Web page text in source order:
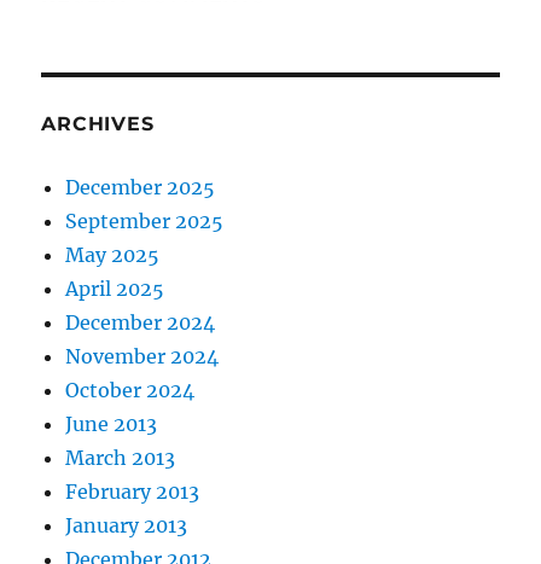
ARCHIVES
December 2025
September 2025
May 2025
April 2025
December 2024
November 2024
October 2024
June 2013
March 2013
February 2013
January 2013